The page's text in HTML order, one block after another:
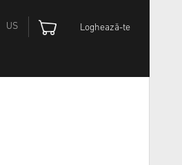
US Loghează-te